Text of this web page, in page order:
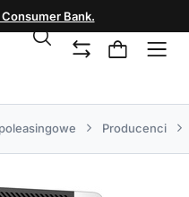
Bank.
Producenci